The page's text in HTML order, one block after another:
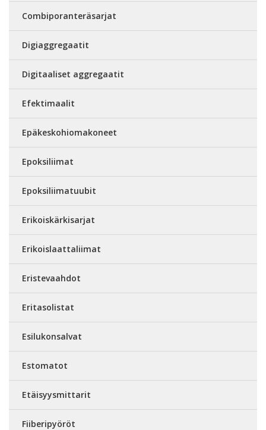
Combiporanteräsarjat
Digiaggregaatit
Digitaaliset aggregaatit
Efektimaalit
Epäkeskohiomakoneet
Epoksiliimat
Epoksiliimatuubit
Erikoiskärkisarjat
Erikoislaattaliimat
Eristevaahdot
Eritasolistat
Esilukonsalvat
Estomatot
Etäisyysmittarit
Fiiberipyöröt